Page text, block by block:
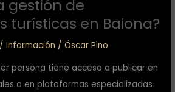
gestión de
turísticas en Baiona?
/Información /Óscar Pino
persona tiene acceso a publicar en
o en plataformas especializadas